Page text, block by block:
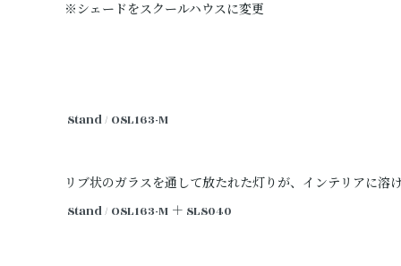
※シェードをスクールハウスに変更
Stand / OSL163-M
リブ状のガラスを通して放たれた灯りが、インテリアに溶
Stand / OSL163-M ＋ SLS040